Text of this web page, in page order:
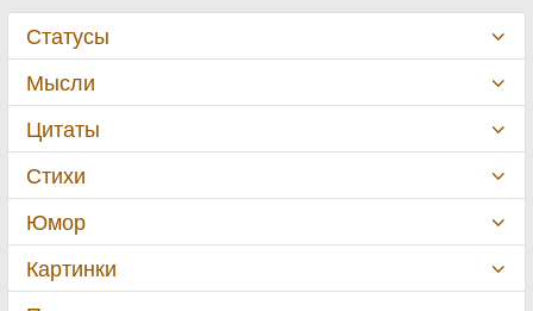
Статусы
Мысли
Цитаты
Стихи
Юмор
Картинки